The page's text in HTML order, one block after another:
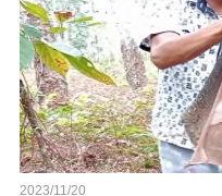
2023/11/20